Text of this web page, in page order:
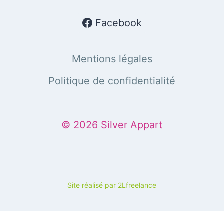
Facebook
Mentions légales
Politique de confidentialité
© 2026 Silver Appart
Site réalisé par 2Lfreelance